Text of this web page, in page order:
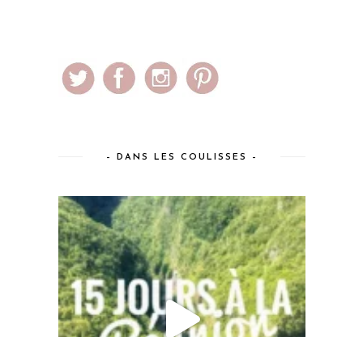
– DANS LES COULISSES –